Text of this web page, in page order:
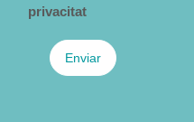
privacitat
Enviar